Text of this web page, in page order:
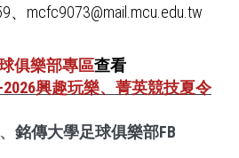
、mcfc9073@mail.mcu.edu.tw
俱樂部專區查看
興趣玩樂、菁英競技夏令
、 銘傳大學足球俱樂部FB